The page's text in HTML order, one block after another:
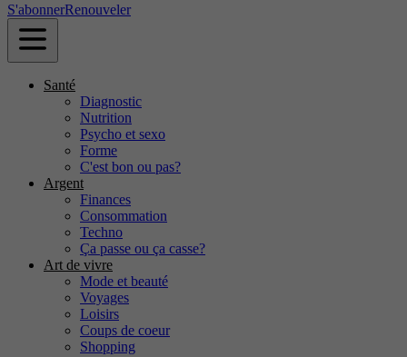
S'abonnerRenouveler
Santé
Diagnostic
Nutrition
Psycho et sexo
Forme
C'est bon ou pas?
Argent
Finances
Consommation
Techno
Ça passe ou ça casse?
Art de vivre
Mode et beauté
Voyages
Loisirs
Coups de coeur
Shopping